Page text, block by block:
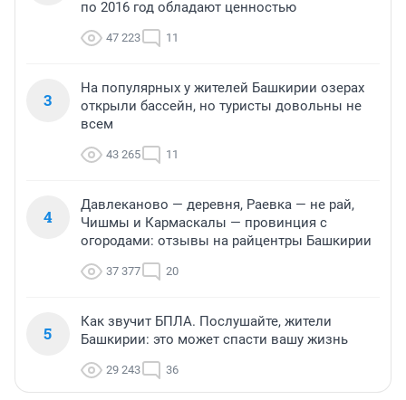
по 2016 год обладают ценностью
47 223 11
3
На популярных у жителей Башкирии озерах
открыли бассейн, но туристы довольны не
всем
43 265 11
4
Давлеканово — деревня, Раевка — не рай,
Чишмы и Кармаскалы — провинция с
огородами: отзывы на райцентры Башкирии
37 377 20
5
Как звучит БПЛА. Послушайте, жители
Башкирии: это может спасти вашу жизнь
29 243 36